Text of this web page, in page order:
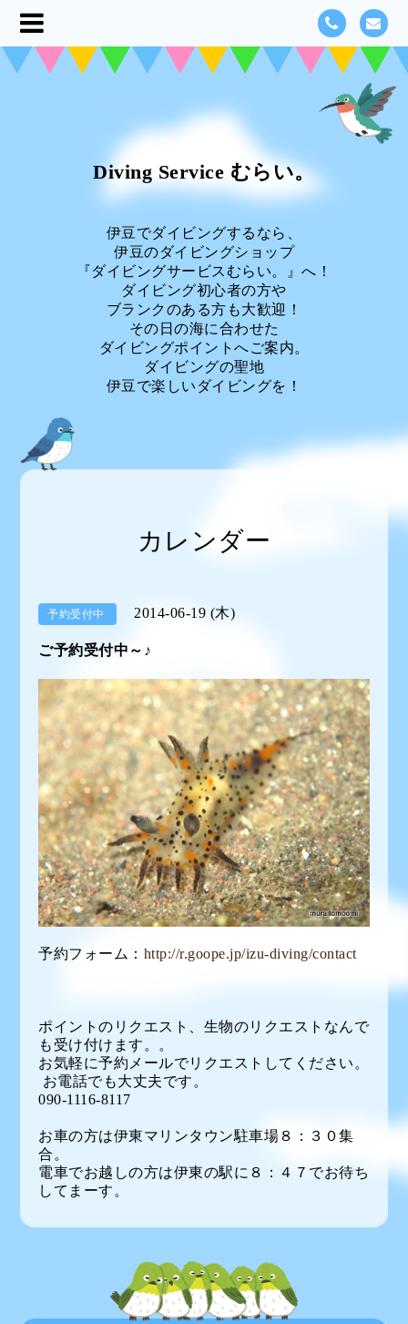
Diving Service むらい。
伊豆でダイビングするなら、
伊豆のダイビングショップ
『ダイビングサービスむらい。』へ！
ダイビング初心者の方や
ブランクのある方も大歓迎！
その日の海に合わせた
ダイビングポイントへご案内。
ダイビングの聖地
伊豆で楽しいダイビングを！
カレンダー
予約受付中 2014-06-19 (木)
ご予約受付中～♪
予約フォーム： http://r.goope.jp/izu-diving/contact
ポイントのリクエスト、生物のリクエストなんで
も受け付けます。。
お気軽に予約メールでリクエストしてください。
お電話でも大丈夫です。
090-1116-8117
お車の方は伊東マリンタウン駐車場８：３０集
合。
電車でお越しの方は伊東の駅に８：４７でお待ち
してまーす。